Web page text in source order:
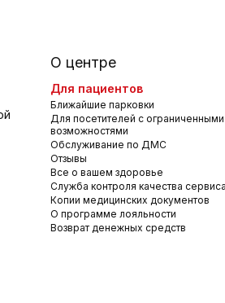
О центре
Для пациентов
Ближайшие парковки
Для посетителей с ограниченными
возможностями
Обслуживание по ДМС
Отзывы
Все о вашем здоровье
Служба контроля качества сервиса
Копии медицинских документов
О программе лояльности
Возврат денежных средств